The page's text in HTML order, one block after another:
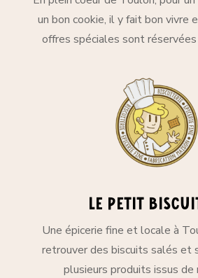
un bon cookie, il y fait bon vivre
offres spéciales sont
Le petit
Une épicerie fine et locale à
retrouver des biscuits salés et
plusieurs produits issus de